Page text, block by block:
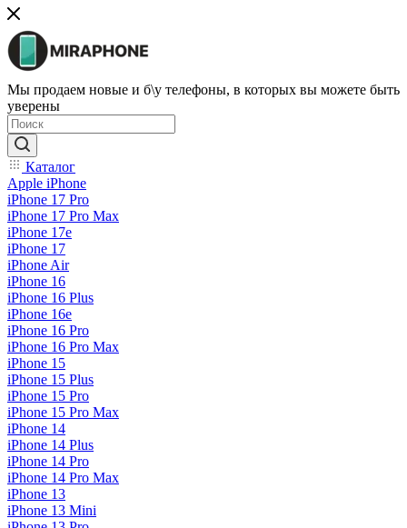
Мы продаем новые и б\у телефоны, в которых вы можете быть
уверены
Каталог
Apple iPhone
iPhone 17 Pro
iPhone 17 Pro Max
iPhone 17e
iPhone 17
iPhone Air
iPhone 16
iPhone 16 Plus
iPhone 16e
iPhone 16 Pro
iPhone 16 Pro Max
iPhone 15
iPhone 15 Plus
iPhone 15 Pro
iPhone 15 Pro Max
iPhone 14
iPhone 14 Plus
iPhone 14 Pro
iPhone 14 Pro Max
iPhone 13
iPhone 13 Mini